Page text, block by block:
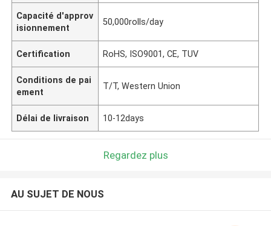
Capacité d'approv
isionnement
50,000rolls/day
Certification RoHS, ISO9001, CE, TUV
Conditions de pai
ement
T/T, Western Union
Délai de livraison 10-12days
Regardez plus
AU SUJET DE NOUS